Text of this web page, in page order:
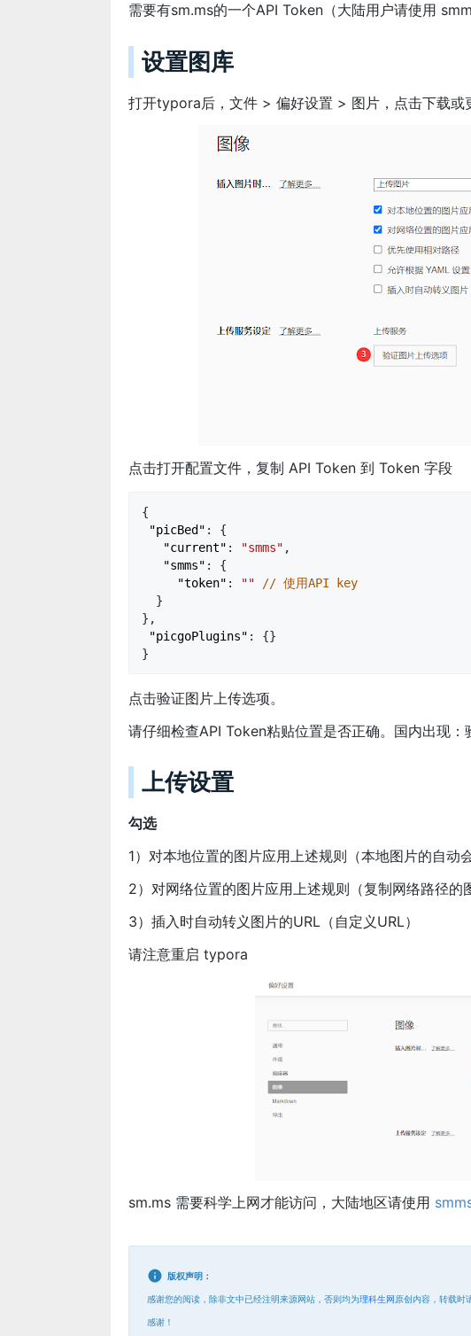
需要有sm.ms的一个API Token（大陆用户请使用
设置图库
打开typora后，文件 > 偏好设置 > 图片，点击下载或
点击打开配置文件，复制 API Token 到 Token 字段
{
"picBed" : {
"current" : "smms" ,
"smms" : {
"token" : ""
// 使用API key
}
},
"picgoPlugins" : {}
}
点击验证图片上传选项。
请仔细检查API Token粘贴位置是否正确。国内出现
上传设置
勾选
1）对本地位置的图片应用上述规则（本地图片的自动
2）对网络位置的图片应用上述规则（复制网络路径的
3）插入时自动转义图片的URL（自定义URL）
请注意重启 typora
sm.ms 需要科学上网才能访问，大陆地区请使用
版权声明：
感谢您的阅读，除非文中已经注明来源网站，否则均为理科生网 原创内容，转载时
感谢！